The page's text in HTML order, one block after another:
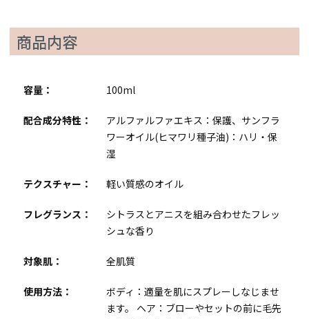
商品内容
容量： 100ml
配合成分特性：
アルファルファエキス：保護、サンフラ
ワーオイル(ヒマワリ種子油)：ハリ・保
湿
テクスチャー： 軽い質感のオイル
フレグランス：
シトラスとアニスを組み合わせたフレッ
シュな香り
対象肌： 全肌質
使用方法：
ボディ：適量を肌にスプレーしなじませ
ます。 ヘア：ブローやセットの前に毛先